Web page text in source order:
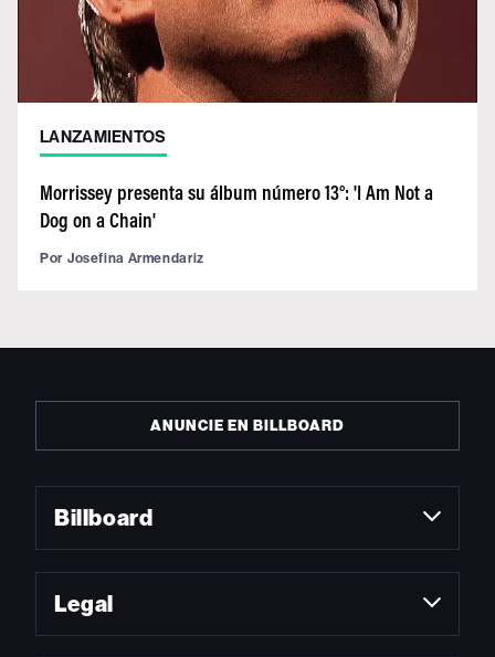
LANZAMIENTOS
Morrissey presenta su álbum número 13°: 'I Am Not a
Dog on a Chain'
Por Josefina Armendariz
ANUNCIE EN BILLBOARD
Billboard
Legal